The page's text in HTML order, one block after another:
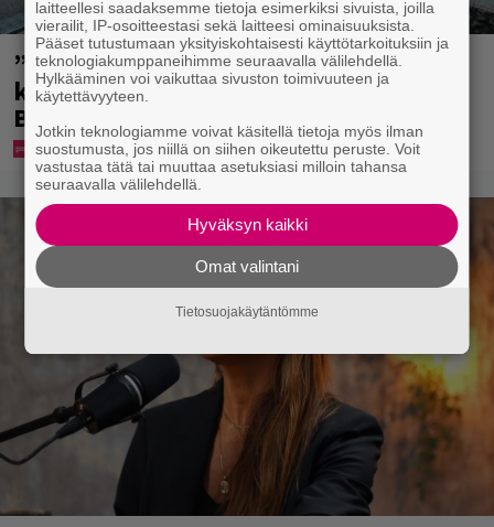
”Mitä isompi vehje, sen paremmin
kulkee” – Susanna Penttilä suuntasi
Bangbussinsa Helsingin keskustaan
laitteellesi saadaksemme tietoja esimerkiksi sivuista, joilla
vierailit, IP-osoitteestasi sekä laitteesi ominaisuuksista.
Pääset tutustumaan yksityiskohtaisesti käyttötarkoituksiin ja
teknologiakumppaneihimme seuraavalla välilehdellä.
Hylkääminen voi vaikuttaa sivuston toimivuuteen ja
käytettävyyteen.
Jotkin teknologiamme voivat käsitellä tietoja myös ilman
suostumusta, jos niillä on siihen oikeutettu peruste. Voit
vastustaa tätä tai muuttaa asetuksiasi milloin tahansa
seuraavalla välilehdellä.
Hyväksyn kaikki
Omat valintani
Tietosuojakäytäntömme